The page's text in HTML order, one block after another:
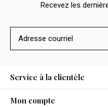
Recevez les
Service à la clientèle
Mon compte